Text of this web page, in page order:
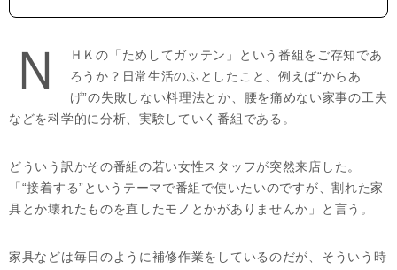
Ｎ
ＨＫの「ためしてガッテン」という番組をご存知であ
ろうか？日常生活のふとしたこと、例えば“からあ
げ”の失敗しない料理法とか、腰を痛めない家事の工夫
などを科学的に分析、実験していく番組である。
どういう訳かその番組の若い女性スタッフが突然来店した。
「“接着する”というテーマで番組で使いたいのですが、割れた家
具とか壊れたものを直したモノとかがありませんか」と言う。
家具などは毎日のように補修作業をしているのだが、そういう時